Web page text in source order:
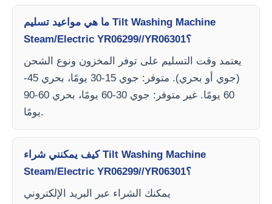
ما هي مواعيد تسليم Tilt Washing Machine
Steam/Electric YR06299//YR06301؟
يعتمد وقت التسليم على توفر المخزون ونوع الشحن
(جوي أو بحري). متوفر: جوي 15-30 يومًا، بحري 45-
60 يومًا. غير متوفر: جوي 30-60 يومًا، بحري 60-90
يومًا.
كيف يمكنني شراء Tilt Washing Machine
Steam/Electric YR06299//YR06301؟
يمكنك الشراء عبر البريد الإلكتروني